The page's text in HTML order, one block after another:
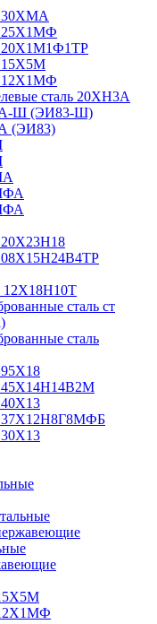
30ХМА
25Х1МФ
20Х1М1Ф1ТР
15Х5М
12Х1МФ
сталь 20ХН3А
Ш (ЭИ83-Ш)
(ЭИ83)
20Х23Н18
08Х15Н24В4ТР
12Х18Н10Т
сталь ст
сталь
45Х14Н14В2М
37Х12Н8Г8МФБ